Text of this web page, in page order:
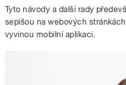
Tyto návody a další rady
sepíšou na webových
vyvinou mobilní aplikaci.